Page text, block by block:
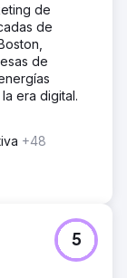
de
de
de
era digital.
+48
5